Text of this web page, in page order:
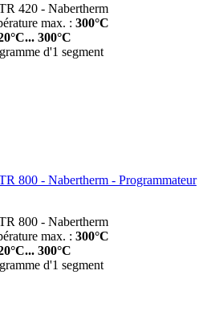
420 - Nabertherm
max. : 300°C
300°C
d'1 segment
800 - Nabertherm - Programmateur
800 - Nabertherm
max. : 300°C
300°C
d'1 segment